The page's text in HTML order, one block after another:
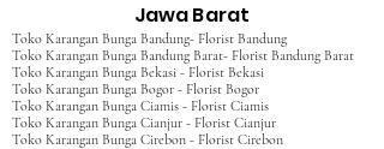
Jawa Barat
Toko Karangan Bunga Bandung- Florist Bandung
Toko Karangan Bunga Bandung Barat- Florist Bandung Barat
Toko Karangan Bunga Bekasi - Florist Bekasi
Toko Karangan Bunga Bogor - Florist Bogor
Toko Karangan Bunga Ciamis - Florist Ciamis
Toko Karangan Bunga Cianjur - Florist Cianjur
Toko Karangan Bunga Cirebon - Florist Cirebon